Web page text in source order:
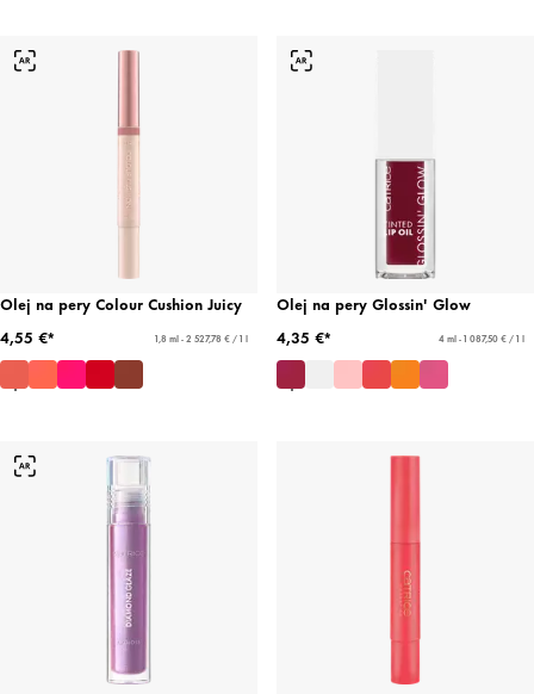
Olej na pery Colour Cushion Juicy
4,55 €*
1,8 ml - 2 527,78 € / 1 l
Olej na pery Glossin' Glow
4,35 €*
4 ml - 1 087,50 € / 1 l